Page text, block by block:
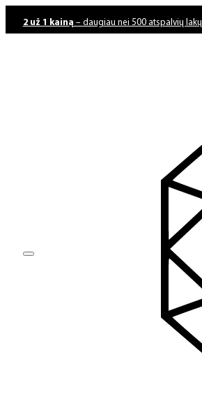
2 už 1 kainą – daugiau nei 500 atspalvių lakų